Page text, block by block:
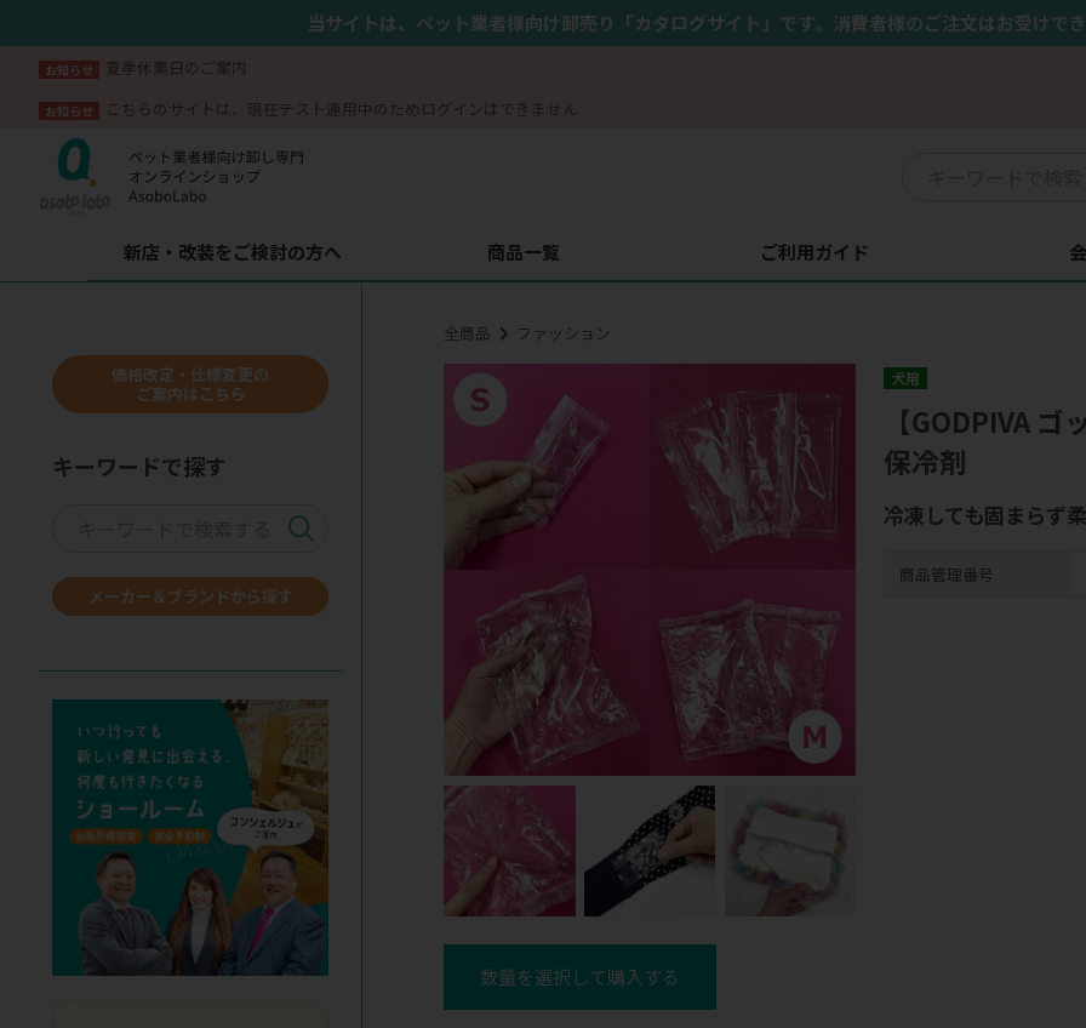
当サイトは、ペット業者様向け卸売り「カタログサイト」です。消費者様のご注文はお受けで
お知らせ 夏季休業日のご案内
お知らせ こちらのサイトは、現在テスト運用中のためログインはできません
新店・改装をご検討の方へ 商品一覧 ご利用ガイド
全商品 ファッション
犬用
【GODPIVA
保冷剤
冷凍しても固まらず
商品管理番号
数量を選択して購入する
価格改定・仕様変更の
ご案内はこちら
キーワードで探す
メーカー＆ブランドから探す